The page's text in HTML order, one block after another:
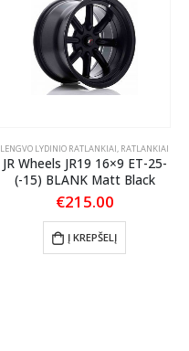
LENGVO LYDINIO RATLANKIAI, RATLANKIAI
JR Wheels JR19 16×9 ET-25-
(-15) BLANK Matt Black
€215.00
Į KREPŠELĮ